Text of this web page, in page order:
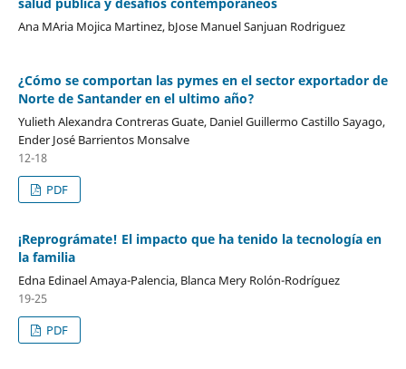
Ana MAria Mojica Martinez, bJose Manuel Sanjuan Rodriguez
¿Cómo se comportan las pymes en el sector exportador de
Norte de Santander en el ultimo año?
Yulieth Alexandra Contreras Guate, Daniel Guillermo Castillo Sayago,
Ender José Barrientos Monsalve
12-18
PDF
¡Reprográmate! El impacto que ha tenido la tecnología en
la familia
Edna Edinael Amaya-Palencia, Blanca Mery Rolón-Rodríguez
19-25
PDF